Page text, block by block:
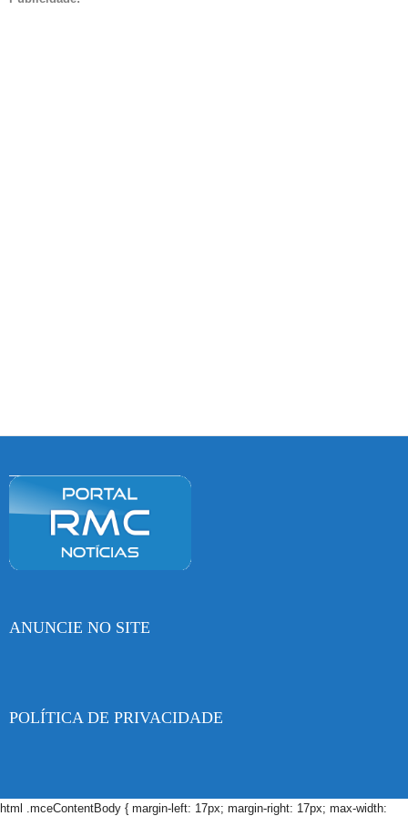
ANUNCIE NO SITE
POLÍTICA DE PRIVACIDADE
html .mceContentBody { margin-left: 17px; margin-right: 17px; max-width: